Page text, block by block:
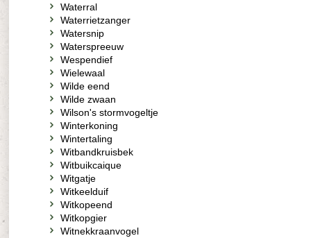
Waterral
Waterrietzanger
Watersnip
Waterspreeuw
Wespendief
Wielewaal
Wilde eend
Wilde zwaan
Wilson's stormvogeltje
Winterkoning
Wintertaling
Witbandkruisbek
Witbuikcaique
Witgatje
Witkeelduif
Witkopeend
Witkopgier
Witnekkraanvogel